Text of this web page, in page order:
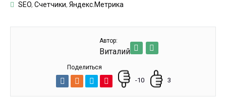
SEO, Счетчики, Яндекс.Метрика
Автор:
Виталий
Поделиться
-10 3